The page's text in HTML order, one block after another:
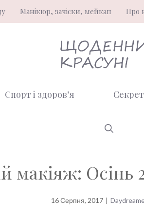
Манікюр, зачіски, мейкап Про
Спорт і здоров’я
макіяж: Осінь
16 Серпня, 2017 |